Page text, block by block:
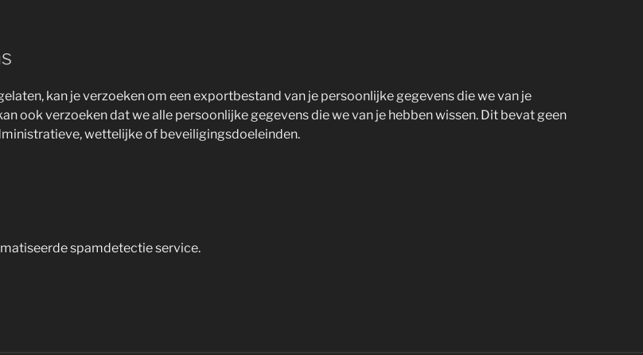
kan je verzoeken om een exportbestand van je persoonlijke gegevens die we van je
ook verzoeken dat we alle persoonlijke gegevens die we van je hebben wissen. Dit bevat geen
wettelijke of beveiligingsdoeleinden.
spamdetectie service.